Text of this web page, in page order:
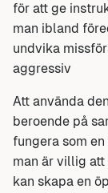
för att ge
man ibland
undvika
aggressiv
Att använda
beroende på
fungera som
man är villig att
kan skapa en